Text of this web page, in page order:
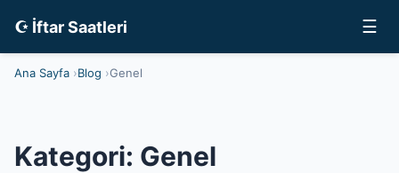
☪ İftar Saatleri ☰
Ana Sayfa Blog Genel
Kategori: Genel